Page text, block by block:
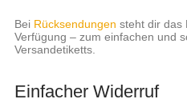
Bei Rücksendungen steht dir das
Verfügung – zum einfachen und
Versandetiketts.
Einfacher Widerruf